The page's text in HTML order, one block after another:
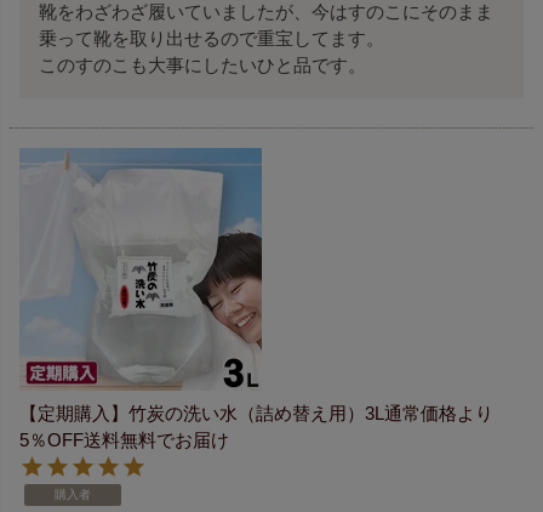
靴をわざわざ履いていましたが、今はすのこにそのまま
乗って靴を取り出せるので重宝してます。
このすのこも大事にしたいひと品です。
【定期購入】竹炭の洗い水（詰め替え用）3L通常価格より
5％OFF送料無料でお届け
購入者